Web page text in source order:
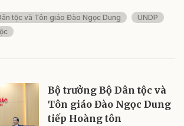
tộc và Tôn giáo Đào Ngọc Dung
UNDP
Bộ trưởng Bộ Dân tộc và
Tôn giáo Đào Ngọc Dung
tiếp Hoàng tôn